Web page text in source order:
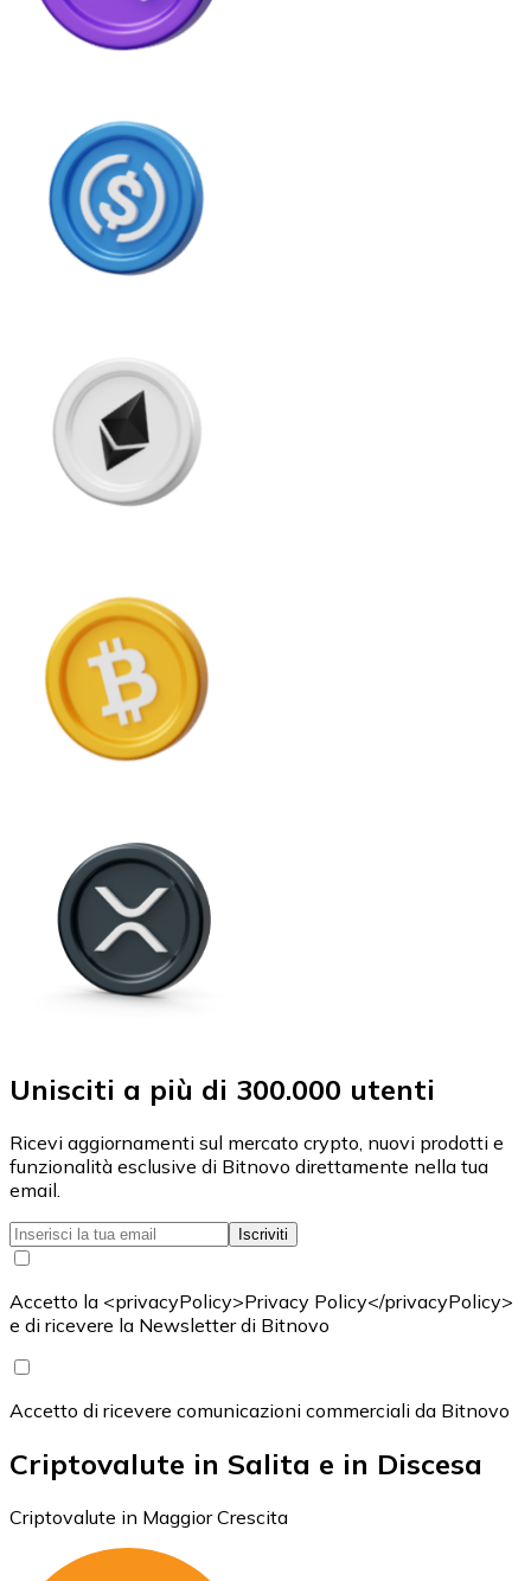
Unisciti a più di 300.000 utenti
Ricevi aggiornamenti sul mercato crypto, nuovi prodotti e
funzionalità esclusive di Bitnovo direttamente nella tua
email.
Iscriviti
Accetto la <privacyPolicy>Privacy Policy</privacyPolicy>
e di ricevere la Newsletter di Bitnovo
Accetto di ricevere comunicazioni commerciali da Bitnovo
Criptovalute in Salita e in Discesa
Criptovalute in Maggior Crescita